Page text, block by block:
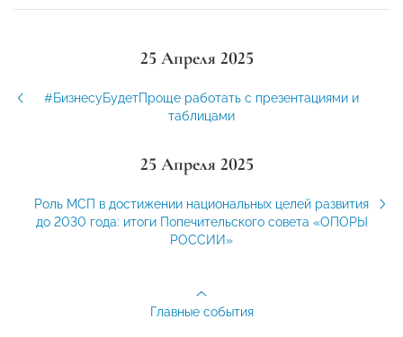
25 Апреля 2025
#БизнесуБудетПроще работать с презентациями и
таблицами
25 Апреля 2025
Роль МСП в достижении национальных целей развития
до 2030 года: итоги Попечительского совета «ОПОРЫ
РОССИИ»
Главные события